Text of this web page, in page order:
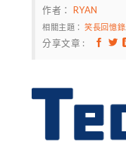
作者： RYAN
相關主題：笑長回憶錄
分享文章 :